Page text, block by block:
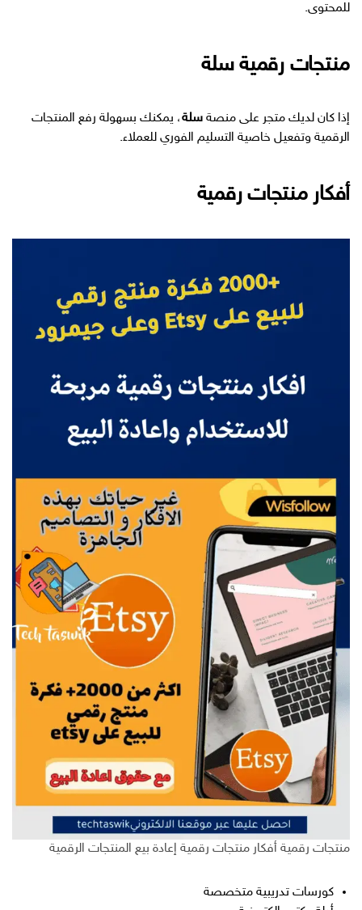
للمحتوى.
منتجات رقمية سلة
إذا كان لديك متجر على منصة سلة، يمكنك بسهولة رفع المنتجات
الرقمية وتفعيل خاصية التسليم الفوري للعملاء.
أفكار منتجات رقمية
منتجات رقمية أفكار منتجات رقمية إعادة بيع المنتجات الرقمية
كورسات تدريبية متخصصة